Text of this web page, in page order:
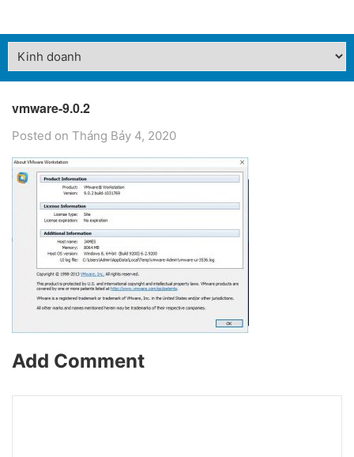
vmware-9.0.2
Posted on Tháng Bảy 4, 2020
Add Comment